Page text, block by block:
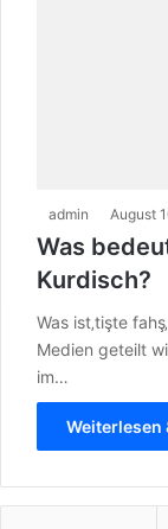
admin August
Was
Kurdisch?
Was ist‚tişte
Medien geteilt
im…
Weiterlesen